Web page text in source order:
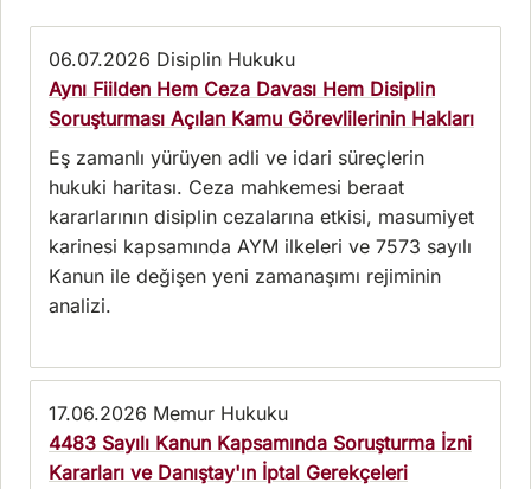
06.07.2026 Disiplin Hukuku
Aynı Fiilden Hem Ceza Davası Hem Disiplin
Soruşturması Açılan Kamu Görevlilerinin Hakları
Eş zamanlı yürüyen adli ve idari süreçlerin
hukuki haritası. Ceza mahkemesi beraat
kararlarının disiplin cezalarına etkisi, masumiyet
karinesi kapsamında AYM ilkeleri ve 7573 sayılı
Kanun ile değişen yeni zamanaşımı rejiminin
analizi.
17.06.2026 Memur Hukuku
4483 Sayılı Kanun Kapsamında Soruşturma İzni
Kararları ve Danıştay'ın İptal Gerekçeleri